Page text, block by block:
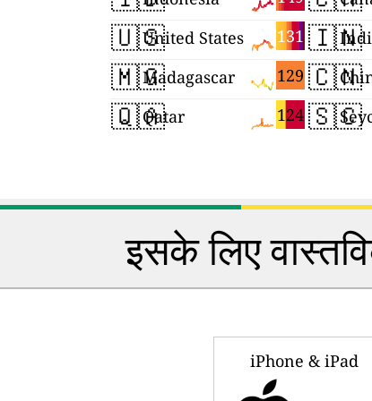
🇺🇸 131
United States
🇲🇬 129
Madagascar
🇶🇦 124
Qatar
🇮🇳
🇨🇳
🇸🇨
इसके लिए
iPhone & iPad